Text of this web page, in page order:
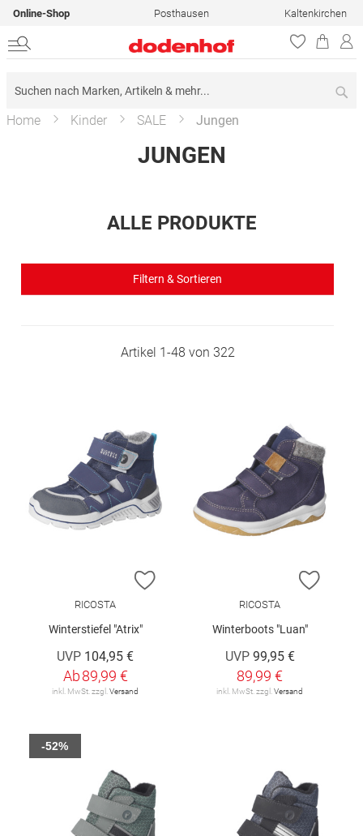
Online-Shop Posthausen Kaltenkirchen
Home Kinder SALE Jungen
JUNGEN
ALLE PRODUKTE
Filtern & Sortieren
Artikel 1-48 von 322
ZUR WUNSCHLISTE HINZUFÜGEN
RICOSTA
Winterstiefel "Atrix"
UVP 104,95 €
Ab89,99 €
inkl. MwSt. zzgl. Versand
ZUR
RICOSTA
Winterboots "Luan"
UVP 99,95 €
89,99 €
inkl. MwSt. zzgl. Versand
-52%